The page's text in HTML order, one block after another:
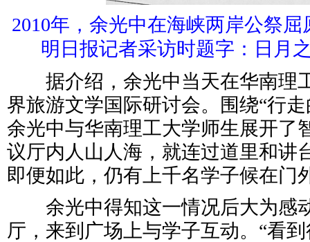
2010年，余光中在海峡两岸公祭
明日报记者采访时题字：日月
据介绍，余光中当天在华南理
界旅游文学国际研讨会。围绕“行
余光中与华南理工大学师生展开了
议厅内人山人海，就连过道里和讲
即便如此，仍有上千名学子候在门
余光中得知这一情况后大为感
厅，来到广场上与学子互动。“看